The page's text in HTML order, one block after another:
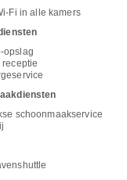
Fi in alle kamers
opslag
schoonmaakservice